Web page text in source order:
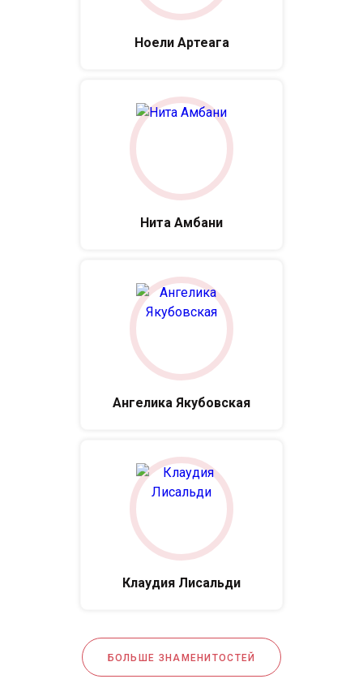
Ноели Артеага
Нита Амбани
Ангелика Якубовская
Клаудия Лисальди
БОЛЬШЕ ЗНАМЕНИТОСТЕЙ